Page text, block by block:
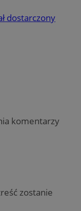
dostarczony
komentarzy
zostanie